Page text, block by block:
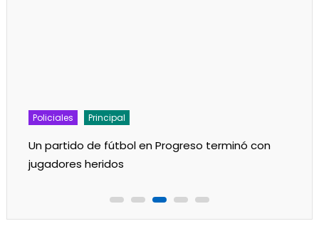
Policiales Principal
Un partido de fútbol en Progreso terminó con
jugadores heridos